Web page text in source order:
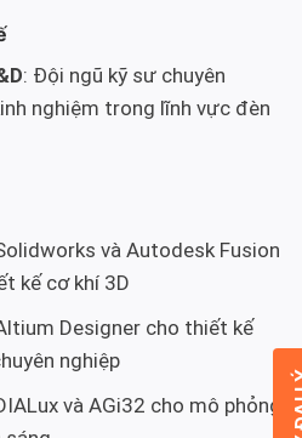
: Đội ngũ kỹ sư chuyên
nghiệm trong lĩnh vực đèn
và Autodesk Fusion
kế cơ khí 3D
Designer cho thiết kế
nghiệp
và AGi32 cho mô phỏng